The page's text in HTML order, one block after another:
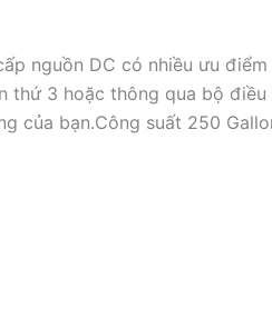
nguồn DC có nhiều ưu
thứ 3 hoặc thông qua bộ
của bạn.Công suất 250